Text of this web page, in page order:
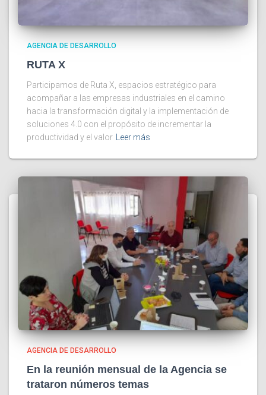
AGENCIA DE DESARROLLO
RUTA X
Participamos de Ruta X, espacios estratégico para
acompañar a las empresas industriales en el camino
hacia la transformación digital y la implementación de
soluciones 4.0 con el propósito de incrementar la
productividad y el valor Leer más
AGENCIA DE DESARROLLO
En la reunión mensual de la Agencia se
trataron números temas